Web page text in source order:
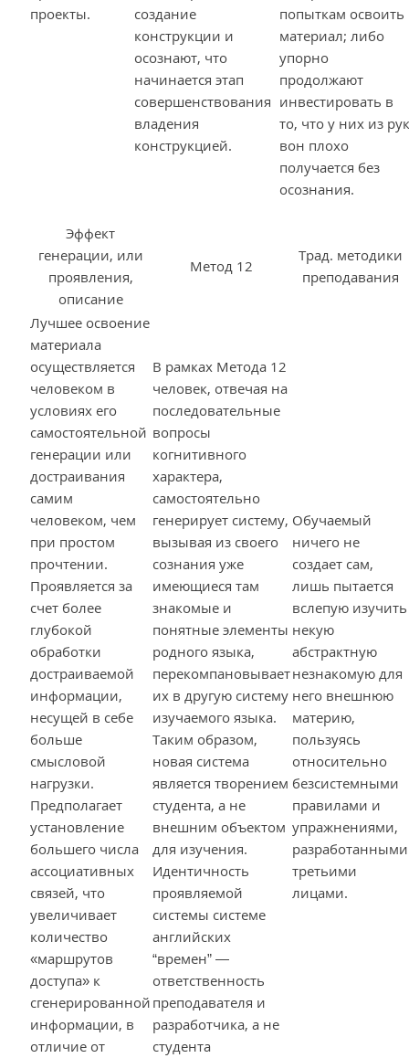
проекты.
создание
конструкции и
осознают, что
начинается этап
совершенствования
владения
конструкцией.
попыткам освоить
материал; либо
упорно
продолжают
инвестировать в
то, что у них из рук
вон плохо
получается без
осознания.
Эффект
генерации, или
проявления,
описание
Метод 12
Трад. методики
преподавания
Лучшее освоение
материала
осуществляется
человеком в
условиях его
самостоятельной
генерации или
достраивания
самим
человеком, чем
при простом
прочтении.
Проявляется за
счет более
глубокой
обработки
достраиваемой
информации,
несущей в себе
больше
смысловой
нагрузки.
Предполагает
установление
большего числа
ассоциативных
связей, что
увеличивает
количество
«маршрутов
доступа» к
сгенерированной
информации, в
отличие от
В рамках Метода 12
человек, отвечая на
последовательные
вопросы
когнитивного
характера,
самостоятельно
генерирует систему,
вызывая из своего
сознания уже
имеющиеся там
знакомые и
понятные элементы
родного языка,
перекомпановывает
их в другую систему
изучаемого языка.
Таким образом,
новая система
является творением
студента, а не
внешним объектом
для изучения.
Идентичность
проявляемой
системы системе
английских
“времен” —
ответственность
преподавателя и
разработчика, а не
студента
Обучаемый
ничего не
создает сам,
лишь пытается
вслепую изучить
некую
абстрактную
незнакомую для
него внешнюю
материю,
пользуясь
относительно
безсистемными
правилами и
упражнениями,
разработанными
третьими
лицами.